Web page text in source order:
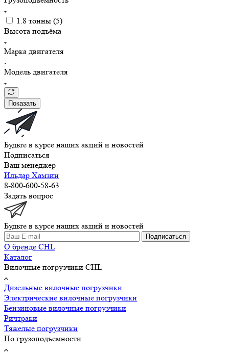
1.8 тонны (5)
Высота подъёма
Марка двигателя
Модель двигателя
Показать
Будьте в курсе наших акций и новостей
Подписаться
Ваш менеджер
Ильдар Хамзин
8-800-600-58-63
Задать вопрос
Будьте в курсе наших акций и новостей
Подписаться
О бренде CHL
Каталог
Вилочные погрузчики CHL
Дизельные вилочные погрузчики
Электрические вилочные погрузчики
Бензиновые вилочные погрузчики
Ричтраки
Тяжелые погрузчики
По грузоподъемности